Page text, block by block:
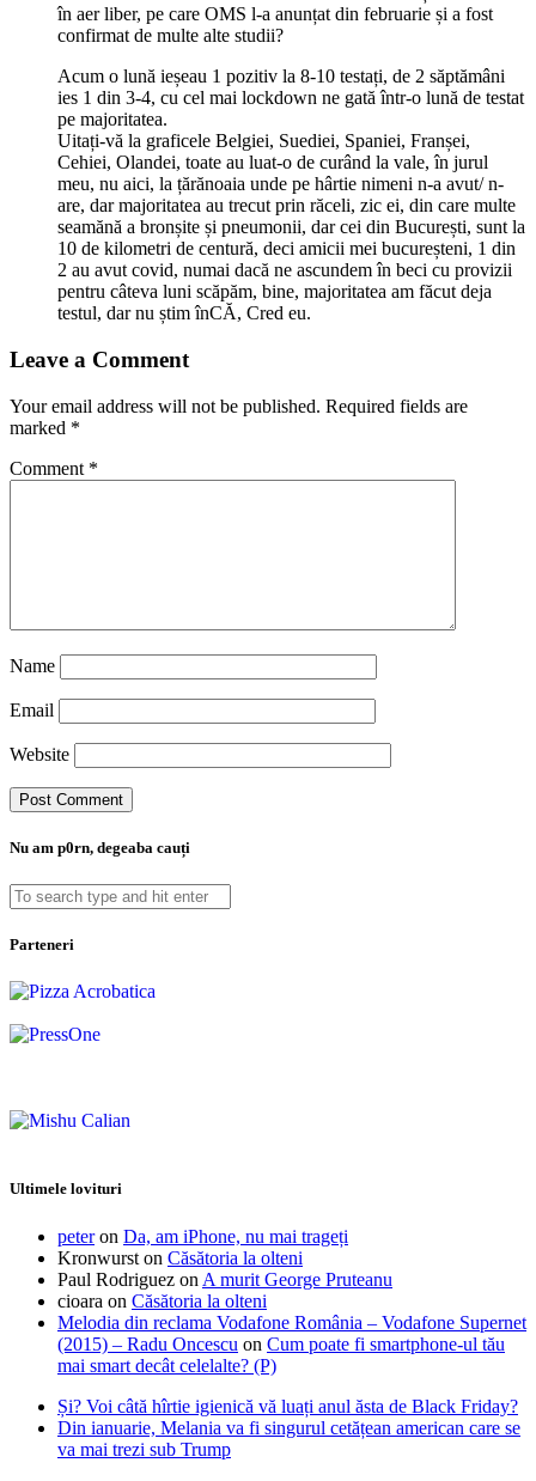
în aer liber, pe care OMS l-a anunțat din februarie și a fost
confirmat de multe alte studii?
Acum o lună ieșeau 1 pozitiv la 8-10 testați, de 2 săptămâni
ies 1 din 3-4, cu cel mai lockdown ne gată într-o lună de testat
pe majoritatea.
Uitați-vă la graficele Belgiei, Suediei, Spaniei, Franșei,
Cehiei, Olandei, toate au luat-o de curând la vale, în jurul
meu, nu aici, la țărănoaia unde pe hârtie nimeni n-a avut/ n-
are, dar majoritatea au trecut prin răceli, zic ei, din care multe
seamănă a bronșite și pneumonii, dar cei din București, sunt la
10 de kilometri de centură, deci amicii mei bucureșteni, 1 din
2 au avut covid, numai dacă ne ascundem în beci cu provizii
pentru câteva luni scăpăm, bine, majoritatea am făcut deja
testul, dar nu știm înCĂ, Cred eu.
Leave a Comment
Your email address will not be published. Required fields are
marked *
Comment *
Name
Email
Website
Nu am p0rn, degeaba cauți
Parteneri
Ultimele lovituri
peteron Da, am iPhone, nu mai trageți
Kronwurst on Căsătoria la olteni
Paul Rodriguez on A murit George Pruteanu
cioara on Căsătoria la olteni
Melodia din reclama Vodafone România – Vodafone Supernet
(2015) – Radu Oncescu on Cum poate fi smartphone-ul tău
mai smart decât celelalte? (P)
Și? Voi câtă hîrtie igienică vă luați anul ăsta de Black Friday?
Din ianuarie, Melania va fi singurul cetățean american care se
va mai trezi sub Trump